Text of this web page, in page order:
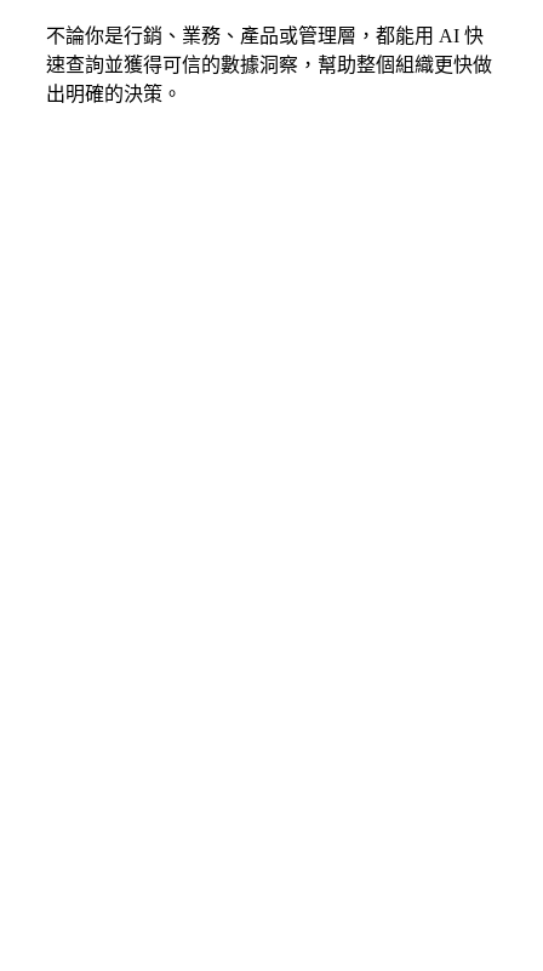
用 AI 打造人人都
能操作的自助分
不論你是行銷、業務、產品或管理層，都能用 AI 快
速查詢並獲得可信的數據洞察，幫助整個組織更快做
出明確的決策。